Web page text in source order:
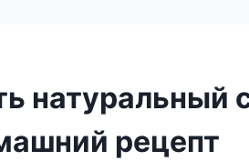
натуральный
рецепт